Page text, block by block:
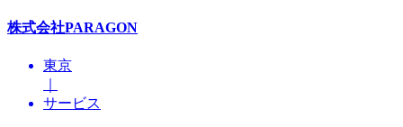
株式会社PARAGON
東京
サービス